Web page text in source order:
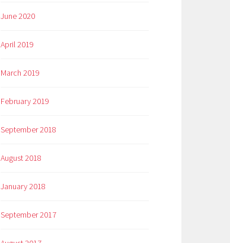
June 2020
April 2019
March 2019
February 2019
September 2018
August 2018
January 2018
September 2017